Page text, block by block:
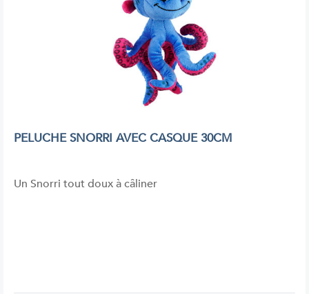
PELUCHE SNORRI AVEC CASQUE 30CM
Un Snorri tout doux à câliner